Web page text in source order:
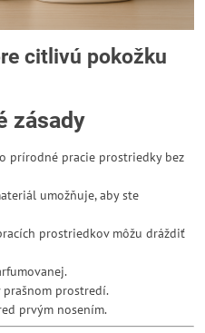
citlivú pokožku
zásady
prírodné pracie prostriedky bez
umožňuje, aby ste
prostriedkov môžu dráždiť
prašnom prostredí.
prvým nosením.